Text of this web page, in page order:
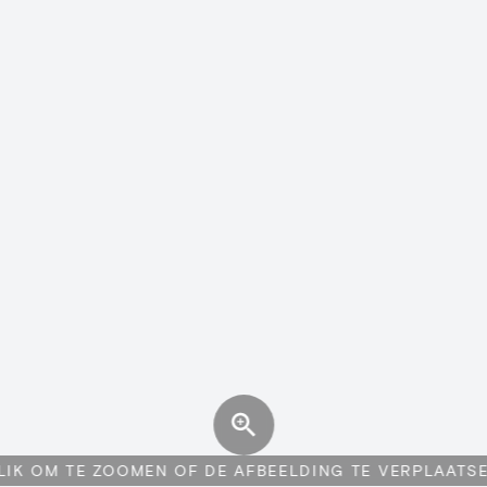
OM TE ZOOMEN OF DE AFBEELDING TE